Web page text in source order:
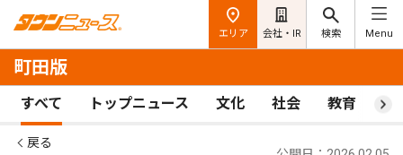
エリア 会社・IR 検索 Menu
町田版
すべて トップニュース 文化 社会 教育 ス
戻る